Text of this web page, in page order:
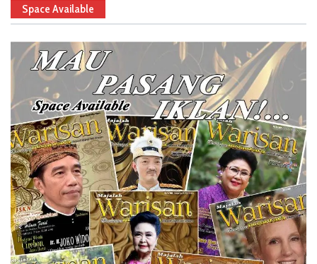
Space Available